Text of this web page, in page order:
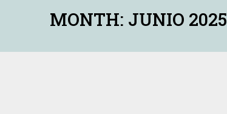
MONTH: JUNIO 2025